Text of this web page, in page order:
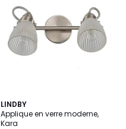
LINDBY
Applique en verre moderne,
Kara